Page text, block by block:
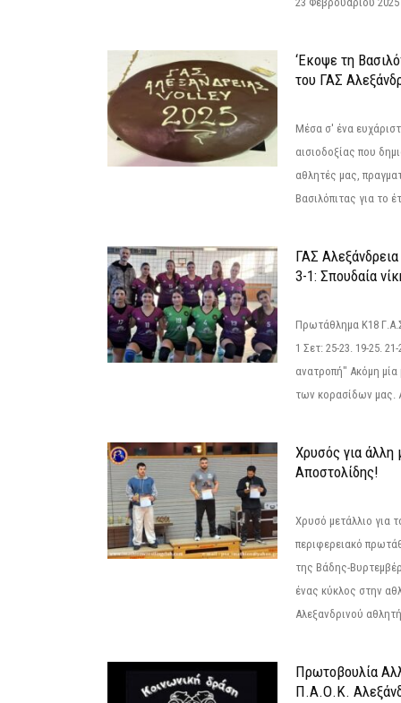
‘Εκοψε τη
του ΓΑΣ
Μέσα σ' ένα
αισιοδοξίας που
αθλητές μας,
Βασιλόπιτας για το
ΓΑΣ
3-1: Σπουδαία
Πρωτάθλημα Κ18
1 Σετ: 25-23. 19-25.
ανατροπή" Ακόμη μία
των κορασίδων μας.
Χρυσός για άλλη
Αποστολίδης!
Χρυσό μετάλλιο για
περιφερειακό
της Βάδης-
ένας κύκλος στην
Αλεξανδρινού
Πρωτοβουλία
Π.Α.Ο.Κ.